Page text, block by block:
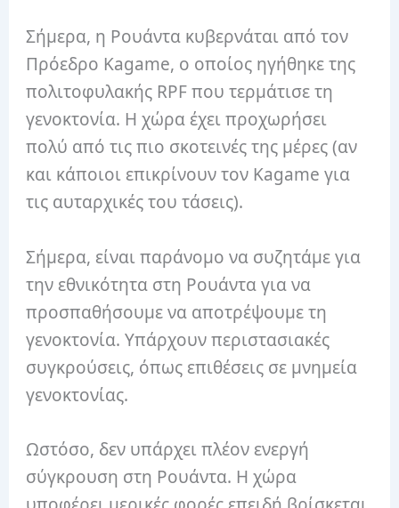
Σήμερα, η Ρουάντα κυβερνάται από τον
Πρόεδρο Kagame, ο οποίος ηγήθηκε της
πολιτοφυλακής RPF που τερμάτισε τη
γενοκτονία. Η χώρα έχει προχωρήσει
πολύ από τις πιο σκοτεινές της μέρες (αν
και κάποιοι επικρίνουν τον Kagame για
τις αυταρχικές του τάσεις).
Σήμερα, είναι παράνομο να συζητάμε για
την εθνικότητα στη Ρουάντα για να
προσπαθήσουμε να αποτρέψουμε τη
γενοκτονία.Υπάρχουν περιστασιακές
συγκρούσεις, όπως επιθέσεις σε μνημεία
γενοκτονίας.
Ωστόσο, δεν υπάρχει πλέον ενεργή
σύγκρουση στη Ρουάντα. Η χώρα